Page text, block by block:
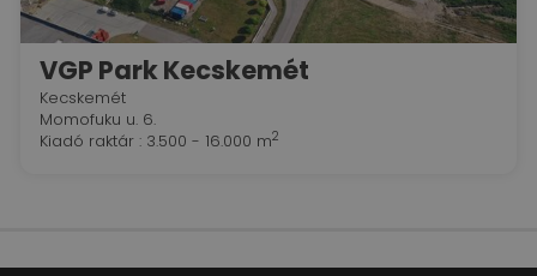
VGP Park Kecskemét
Kecskemét
Momofuku u. 6.
Kiadó raktár : 3.500 - 16.000 m2